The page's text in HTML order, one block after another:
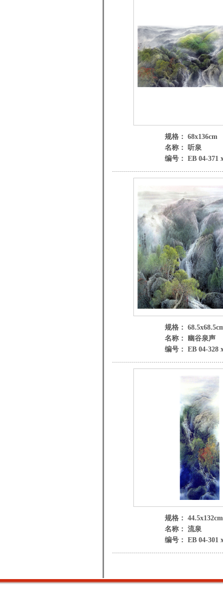
规格： 68x136cm
名称： 听泉
编号： EB 04-371
规格：
名称： 幽谷泉声
编号： EB 04-328
规格： 44.5x132cm
名称： 流泉
编号： EB 04-301